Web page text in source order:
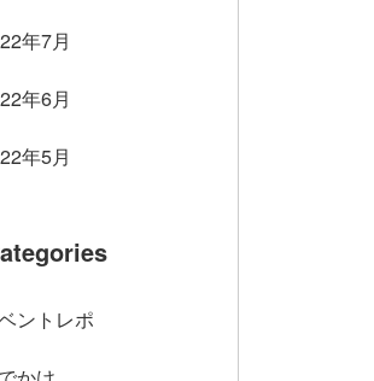
年7月
年6月
年5月
ントレポ